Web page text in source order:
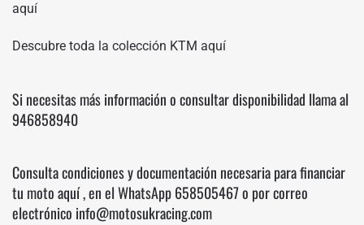
aquí
Descubre toda la colección KTM aquí
Si necesitas más información o consultar disponibilidad llama al
946858940
Consulta condiciones y documentación necesaria para financiar
tu motoaquí, en el WhatsApp658505467o por correo
electrónico info@motosukracing.com